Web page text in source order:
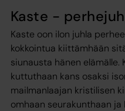
Kaste -
Kaste oon ilon juhla
kokkointua kiittämhään
siunausta hänen
kuttuthaan kans osaksi
mailmanlaajan kristilisen
omhaan seurakunthaan ja